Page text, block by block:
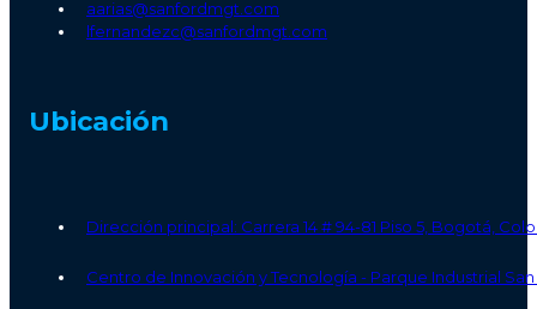
aarias@sanfordmgt.com
lfernandezc@sanfordmgt.com
Ubicación
Dirección principal: Carrera 14 # 94-81 Piso 5, Bogotá,
Centro de Innovación y Tecnología - Parque Industrial